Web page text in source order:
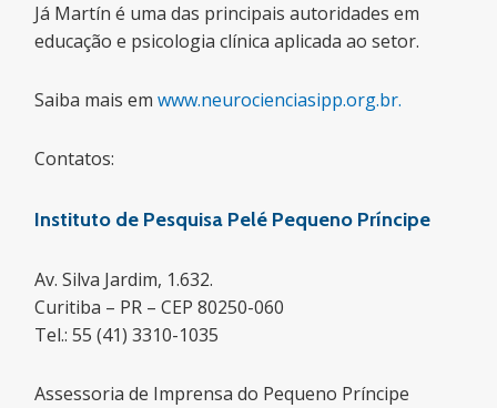
Já Martín é uma das principais autoridades em
educação e psicologia clínica aplicada ao setor.
Saiba mais em www.neurocienciasipp.org.br.
Contatos:
Instituto de Pesquisa Pelé Pequeno Príncipe
Av. Silva Jardim, 1.632.
Curitiba – PR – CEP 80250-060
Tel.: 55 (41) 3310-1035
Assessoria de Imprensa do Pequeno Príncipe